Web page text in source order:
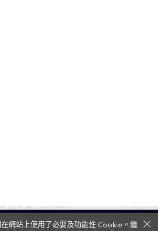
網站上使用了必要及功能性 Cookie。繼